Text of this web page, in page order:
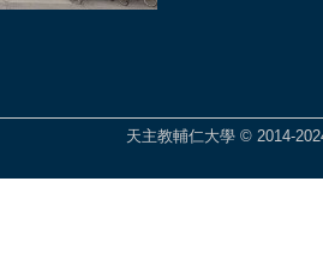
天主教輔仁大學 © 2014-